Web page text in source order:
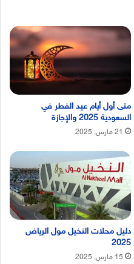
متى أول أيام عيد الفطر في
السعودية 2025 والإجازة
21 مارس, 2025
دليل محلات النخيل مول الرياض
2025
15 مارس, 2025